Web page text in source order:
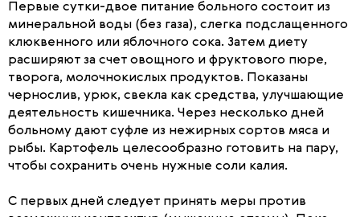
Первые сутки-двое питание больного состоит из
минеральной воды (без газа), слегка подслащенного
клюквенного или яблочного сока. Затем диету
расширяют за счет овощного и фруктового пюре,
творога, молочнокислых продуктов. Показаны
чернослив, урюк, свекла как средства, улучшающие
деятельность кишечника. Через несколько дней
больному дают суфле из нежирных сортов мяса и
рыбы. Картофель целесообразно готовить на пару,
чтобы сохранить очень нужные соли калия.
С первых дней следует принять меры против